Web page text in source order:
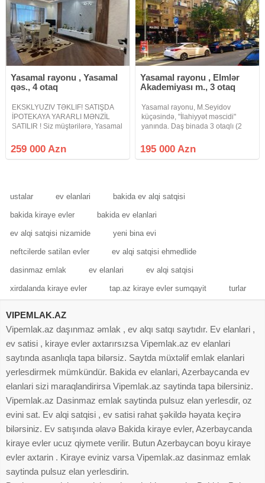
Yasamal rayonu , Yasamal
qəs., 4 otaq
EKSKLYUZIV TƏKLIF! SATIŞDA
İPOTEKAYA YARARLI MƏNZİL
SATILIR ! Siz müştərilərə, Yasamal
yanında, M.Xiyabani küçəsində, 4
otaqlı super təmirli mənzilin
259 000 Azn
Yasamal rayonu , Elmlər
Akademiyası m., 3 otaq
Yasamal rayonu, M.Seyidov
küçəsində, "İlahiyyət məscidi"
yanında. Daş binada 3 otaqlı (2
satılır. HƏR OTAĞAIN
PƏNCƏRƏSİ VAR. Ümumi sahəsi
195 000 Azn
ustalar ev elanlari bakida ev alqi satqisi
bakida kiraye evler bakida ev elanlari
ev alqi satqisi nizamide yeni bina evi
neftcilerde satilan evler ev alqi satqisi ehmedlide
dasinmaz emlak ev elanlari ev alqi satqisi
xirdalanda kiraye evler tap.az kiraye evler sumqayit turlar
VIPEMLAK.AZ
Vipemlak.az daşınmaz əmlak , ev alqı satqı saytıdır. Ev elanlari ,
ev satisi , kiraye evler axtarırsızsa Vipemlak.az ev elanlari
saytında asanlıqla tapa bilərsiz. Saytda müxtəlif emlak elanlari
yerlesdirmek mümkündür. Bakida ev elanlari, Azerbaycanda ev
elanlari sizi maraqlandirirsa Vipemlak.az saytinda tapa bilersiniz.
Vipemlak.az Dasinmaz emlak saytinda pulsuz elan yerlesdir, oz
evini sat. Ev alqi satqisi , ev satisi rahat şəkildə həyata keçirə
bilərsiniz. Ev satışında əlavə Bakida kiraye evler, Azerbaycanda
kiraye evler ucuz qiymete verilir. Butun Azerbaycan boyu kiraye
evler axtarin . Kiraye eviniz varsa Vipemlak.az dasinmaz emlak
saytinda pulsuz elan yerlesdirin.